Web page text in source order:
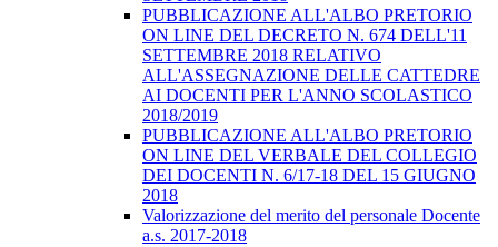
PUBBLICAZIONE ALL'ALBO PRETORIO
ON LINE DEL DECRETO N. 674 DELL'11
SETTEMBRE 2018 RELATIVO
ALL'ASSEGNAZIONE DELLE CATTEDRE
AI DOCENTI PER L'ANNO SCOLASTICO
2018/2019
PUBBLICAZIONE ALL'ALBO PRETORIO
ON LINE DEL VERBALE DEL COLLEGIO
DEI DOCENTI N. 6/17-18 DEL 15 GIUGNO
2018
Valorizzazione del merito del personale Docente
a.s. 2017-2018